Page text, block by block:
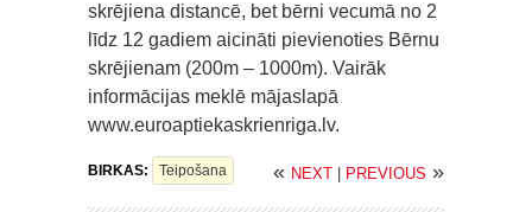
skrējiena distancē, bet bērni vecumā no 2
līdz 12 gadiem aicināti pievienoties Bērnu
skrējienam (200m – 1000m). Vairāk
informācijas meklē mājaslapā
www.euroaptiekaskrienriga.lv.
BIRKAS: Teipošana « NEXT PREVIOUS »